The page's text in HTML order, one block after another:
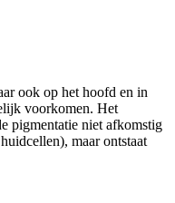
ook op het hoofd en in
voorkomen. Het
pigmentatie niet afkomstig
maar ontstaat